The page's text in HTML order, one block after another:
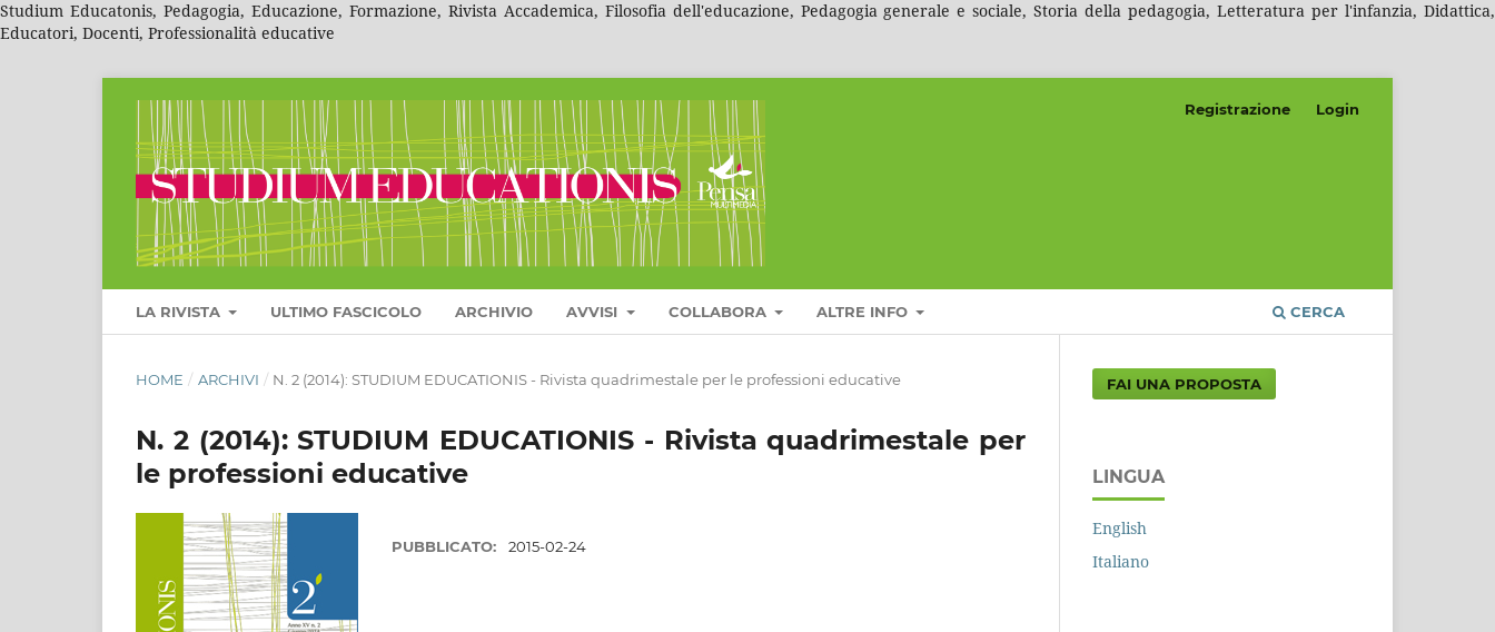
Studium Educatonis, Pedagogia, Educazione, Formazione, Rivista Accademica, Filosofia dell'educazione, Pedagogia generale e sociale, Storia della pedagogia, Letteratura per l'infanzia, Didattica,
Educatori, Docenti, Professionalità educative
LA RIVISTA ULTIMO FASCICOLO ARCHIVIO AVVISI COLLABORA ALTRE INFO CERCA
Registrazione Login
HOME / ARCHIVI / N. 2 (2014): STUDIUM EDUCATIONIS - Rivista quadrimestale per le professioni educative
N. 2 (2014): STUDIUM EDUCATIONIS - Rivista quadrimestale per
le professioni educative
PUBBLICATO: 2015-02-24
FAI UNA PROPOSTA
LINGUA
English
Italiano